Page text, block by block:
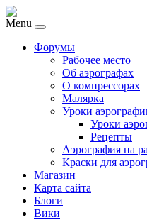
Menu
Форумы
Рабочее место
Об аэрографах
О компрессорах
Малярка
Уроки
Уроки
Рецепты
Аэрография на
Краски для
Магазин
Карта сайта
Блоги
Вики